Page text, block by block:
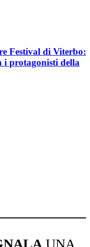
Festival di Viterbo:
i protagonisti della
UNA